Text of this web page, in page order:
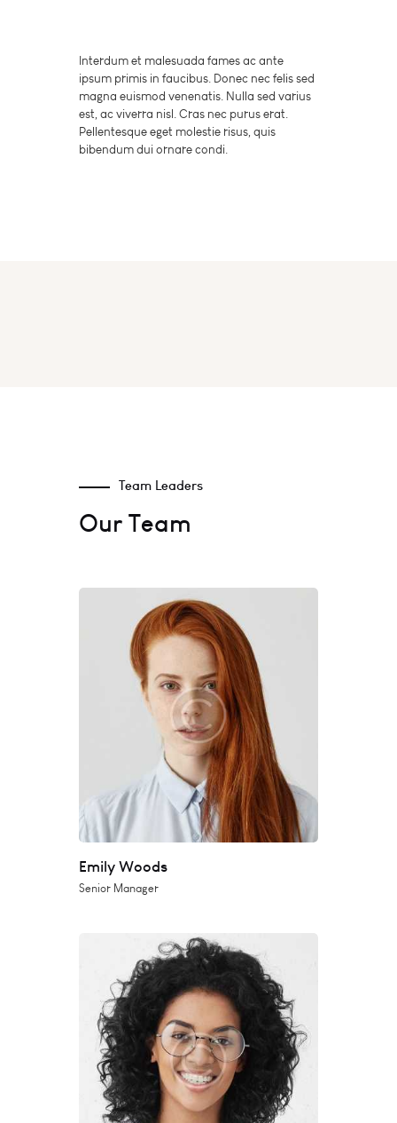
Interdum et malesuada fames ac ante
ipsum primis in faucibus. Donec nec felis sed
magna euismod venenatis. Nulla sed varius
est, ac viverra nisl. Cras nec purus erat.
Pellentesque eget molestie risus, quis
bibendum dui ornare condi.
Team Leaders
Our Team
Emily Woods
Senior Manager